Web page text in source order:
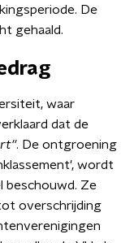
De
gehaald.
waar
dat de
. De ontgroening
wordt
beschouwd. Ze
overschrijding